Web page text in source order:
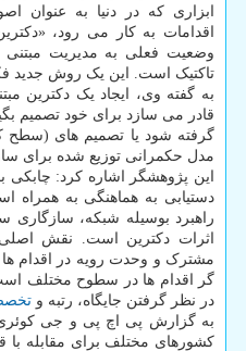
ابزاری که در دنیا به عنوان
اقدامات به کار می رود،
وضعیت فعلی به مدیریت مبتنی
تاکتیک است. این یک روش جدید
به گفته وی، ایجاد یک دکترین
قادر می سازد برای خود تصمیم
گرفته شود یا تصمیم های (سطح
مدل حکمرانی توزیع شده برای
این پژوهشگر اشاره کرد: چابکی
دستیابی به هماهنگی به همراه
راهبرد بوسیله شبکه، سازگاری
اثرات دکترین است. نقش اصلی
مشترک و وحدت رویه در اقدام
گر اقدام ها در سطوح مختلف
در نظر گرفتن جایگاه، رتبه و
به گزارش پی اچ پی و جی
کشورهای مختلف برای مقابله